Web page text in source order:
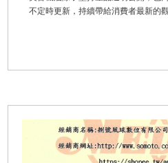
不定時更新，持續帶給消費者最新的